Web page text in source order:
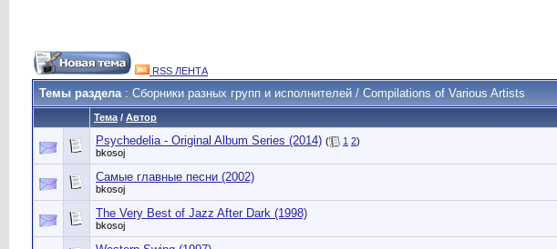
RSS ЛЕНТА
Темы раздела: Сборники разных групп и исполнителей / Compilations of Various Artists
Тема / Автор
Psychedelia - Original Album Series (2014) ( 1 2)
bkosoj
Самые главные песни (2002)
bkosoj
The Very Best of Jazz After Dark (1998)
bkosoj